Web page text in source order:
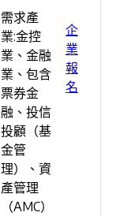
需求產
業:金控
業、金融
業、包含
票券金
融、投信
投顧（基
金管
理）、資
產管理
（AMC）
企
業
報
名